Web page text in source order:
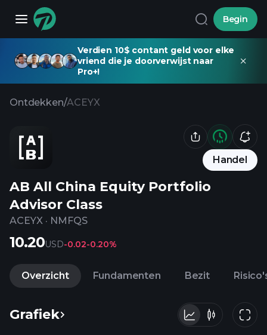
Begin
Verdien 10$ contant geld voor elke
vriend die je doorverwijst naar
Pro+!
Ontdekken/ACEYX
Handel
AB All China Equity Portfolio
Advisor Class
ACEYX · NMFQS
10.20USD-0.02-0.20%
Overzicht Fundamenten Bezit
Grafiek